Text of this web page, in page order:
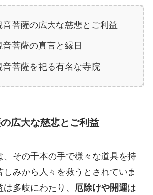
音菩薩の広大な慈悲とご利益
音菩薩の真言と縁日
音菩薩を祀る有名な寺院
広大な慈悲とご利益
、その千本の手で様々な道具を持
しみから人々を救うとされていま
多岐にわたり、 厄除けや開運は